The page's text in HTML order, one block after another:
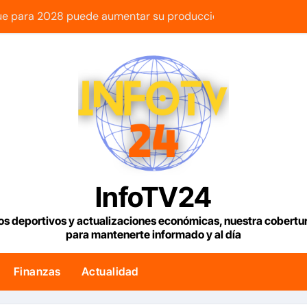
para 2028 puede aumentar su producción en Venezuela
el abogado sin experiencia que empezó a gobernar
dos temblores que ocurrieron en Barquisimeto
vuelva a recibir los Juegos Centroamericanos y del Caribe
asumió la Presidencia en medio de una polarización
y la oposición donde indican que informarán al
establecieron metodología para el proceso de diálogo en
créditos a más de 1.000 comercios para apoyar a los
InfoTV24
deportivos y actualizaciones económicas, nuestra
para mantenerte informado y al día
Finanzas Actualidad